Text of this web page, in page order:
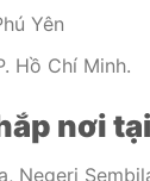
Yên
Hồ Chí Minh.
nơi
Negeri